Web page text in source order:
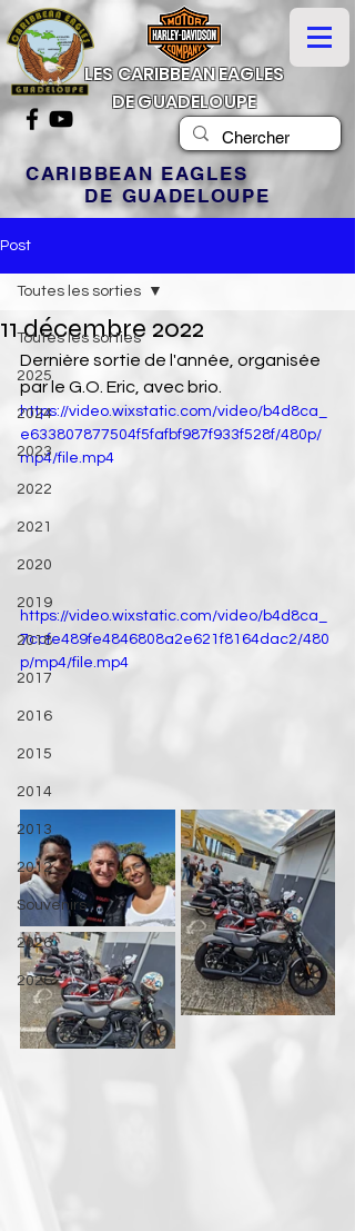
LES CARIBBEAN EAGLES
DE GUADELOUPE
CARIBBEAN EAGLES
DE GUADELOUPE
Post
Toutes les sorties
2025
2024
2023
2022
2021
2020
2019
2018
2017
2016
2015
2014
2013
2012
Souvenirs
2026
2026
Toutes les sorties
11 décembre 2022
Dernière sortie de l'année, organisée
par le G.O. Eric, avec brio.
https://video.wixstatic.com/video/b4d8ca_
e633807877504f5fafbf987f933f528f/480p/
mp4/file.mp4
https://video.wixstatic.com/video/b4d8ca_
7ccfe489fe4846808a2e621f8164dac2/480
p/mp4/file.mp4